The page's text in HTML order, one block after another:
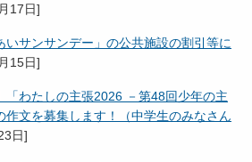
17日]
いサンサンデー」の公共施設の割引等に
15日]
「わたしの主張2026 －第48回少年の主
作文を募集します！（中学生のみなさん
日]